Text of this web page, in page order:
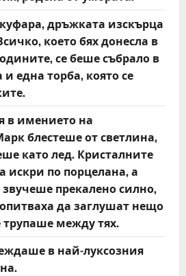
дръжката изскърца
което бях донесла в
се беше събрало в
една торба, която се
в имението на
блестеше от светлина,
като лед. Кристалните
искри по порцелана, а
прекалено силно,
да заглушат нещо
трупаше между тях.
в най-луксозния